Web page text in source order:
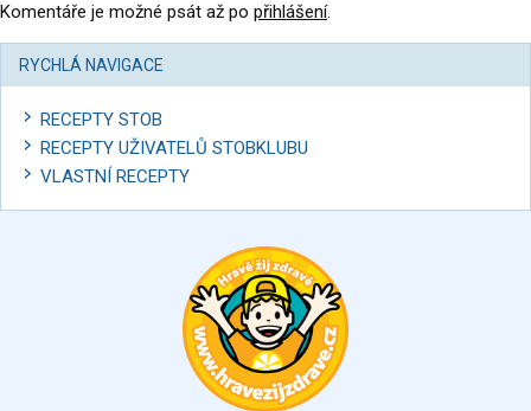
Komentáře je možné psát až po přihlášení.
RYCHLÁ NAVIGACE
RECEPTY STOB
RECEPTY UŽIVATELŮ STOBKLUBU
VLASTNÍ RECEPTY